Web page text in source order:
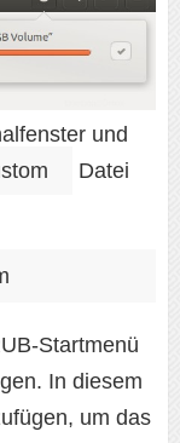
und
Datei
Startmenü
In diesem
um das